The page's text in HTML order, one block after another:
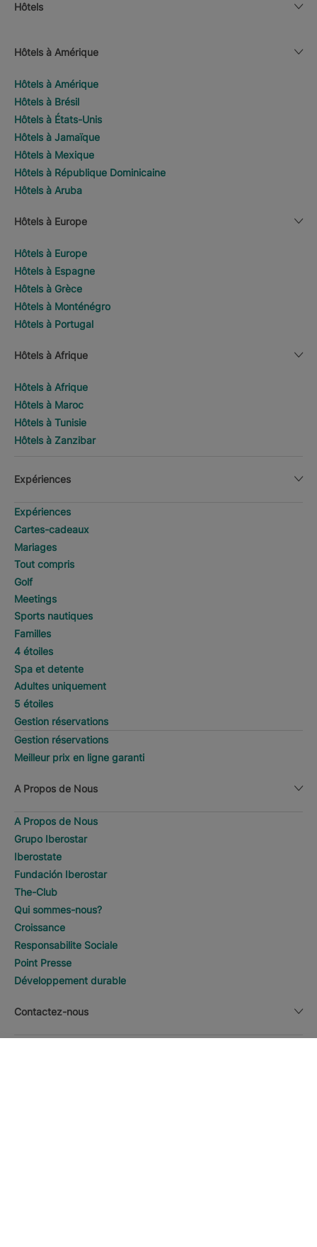
Hôtels
Hôtels à Amérique
Hôtels à Amérique
Hôtels à Brésil
Hôtels à États-Unis
Hôtels à Jamaïque
Hôtels à Mexique
Hôtels à République Dominicaine
Hôtels à Aruba
Hôtels à Europe
Hôtels à Europe
Hôtels à Espagne
Hôtels à Grèce
Hôtels à Monténégro
Hôtels à Portugal
Hôtels à Afrique
Hôtels à Afrique
Hôtels à Maroc
Hôtels à Tunisie
Hôtels à Zanzibar
Expériences
Expériences
Cartes-cadeaux
Mariages
Tout compris
Golf
Meetings
Sports nautiques
Familles
4 étoiles
Spa et detente
Adultes uniquement
5 étoiles
Gestion réservations
Gestion réservations
Meilleur prix en ligne garanti
A Propos de Nous
A Propos de Nous
Grupo Iberostar
Iberostate
Fundación Iberostar
The-Club
Qui sommes-nous?
Croissance
Responsabilite Sociale
Point Presse
Développement durable
Contactez-nous